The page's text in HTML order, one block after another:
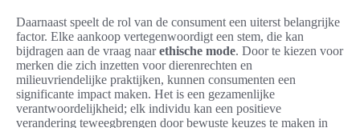
Daarnaast speelt de rol van de consument een uiterst belangrijke
factor. Elke aankoop vertegenwoordigt een stem, die kan
bijdragen aan de vraag naarethische mode. Door te kiezen voor
merken die zich inzetten voor dierenrechten en
milieuvriendelijke praktijken, kunnen consumenten een
significante impact maken. Het is een gezamenlijke
verantwoordelijkheid; elk individu kan een positieve
verandering teweegbrengen door bewuste keuzes te maken in